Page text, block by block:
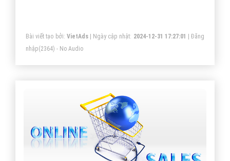
Bài viết tạo bởi: VietAds| Ngày cập nhật: 2024-12-31 17:27:01 |Đăng
nhập(2364) - No Audio